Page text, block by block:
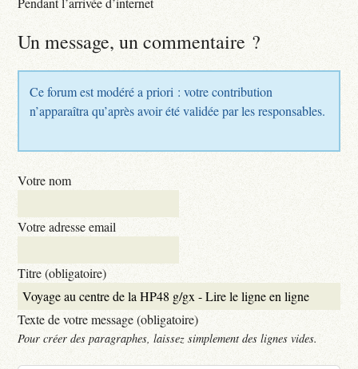
Un message, un commentaire ?
Ce forum est modéré a priori : votre contribution
n’apparaîtra qu’après avoir été validée par les responsables.
Votre nom
Votre adresse email
Titre (obligatoire)
Texte de votre message (obligatoire)
Pour créer des paragraphes, laissez simplement des lignes vides.